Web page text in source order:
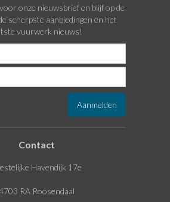
onze nieuwsbrief en blijf op de
scherpste aanbiedingen en het
vuurwerk nieuws!
Contact
Havendijk 17e
RA Roosendaal